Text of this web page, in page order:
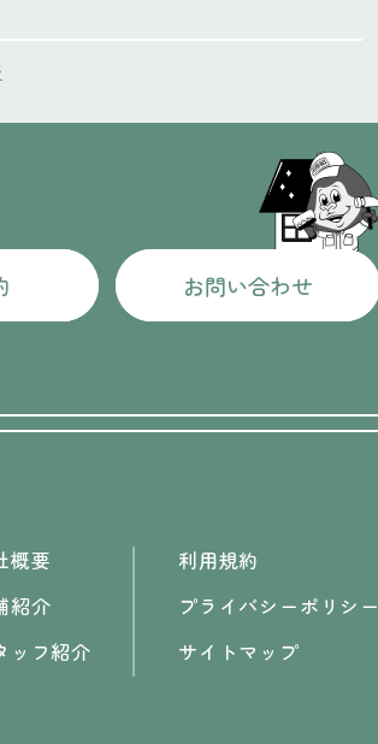
お問い合わせ
概要
紹介
ッフ紹介
利用規約
プライバシーポリシー
サイトマップ